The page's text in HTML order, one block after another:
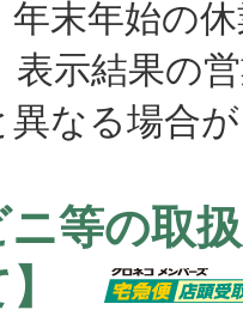
末年始の
表示結果の
なる場合が
ニ等の取
】